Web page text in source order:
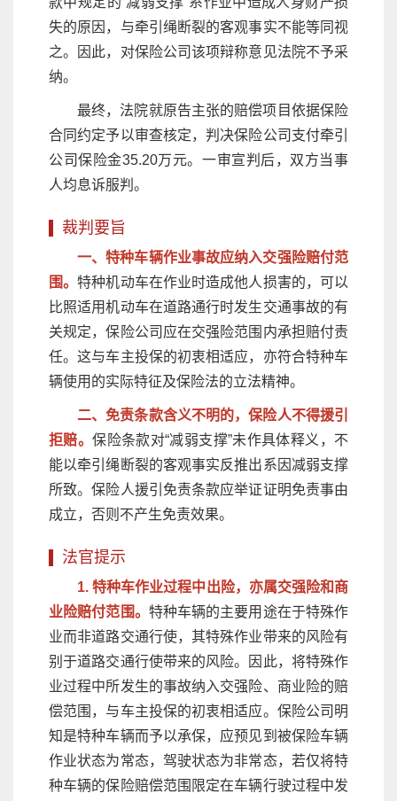
失的原因，与牵引绳断裂的客观事实不能等同视
之。因此，对保险公司该项辩称意见法院不予采
纳。
最终，法院就原告主张的赔偿项目依据保险
合同约定予以审查核定，判决保险公司支付牵引
公司保险金35.20万元。一审宣判后，双方当事
人均息诉服判。
裁判要旨
一、特种车辆作业事故应纳入交强险赔付范
围。特种机动车在作业时造成他人损害的，可以
比照适用机动车在道路通行时发生交通事故的有
关规定，保险公司应在交强险范围内承担赔付责
任。这与车主投保的初衷相适应，亦符合特种车
辆使用的实际特征及保险法的立法精神。
二、免责条款含义不明的，保险人不得援引
拒赔。保险条款对“减弱支撑”未作具体释义，不
能以牵引绳断裂的客观事实反推出系因减弱支撑
所致。保险人援引免责条款应举证证明免责事由
成立，否则不产生免责效果。
法官提示
1. 特种车作业过程中出险，亦属交强险和商
业险赔付范围。 特种车辆的主要用途在于特殊作
业而非道路交通行使，其特殊作业带来的风险有
别于道路交通行使带来的风险。因此，将特殊作
业过程中所发生的事故纳入交强险、商业险的赔
偿范围，与车主投保的初衷相适应。保险公司明
知是特种车辆而予以承保，应预见到被保险车辆
作业状态为常态，驾驶状态为非常态，若仅将特
种车辆的保险赔偿范围限定在车辆行驶过程中发